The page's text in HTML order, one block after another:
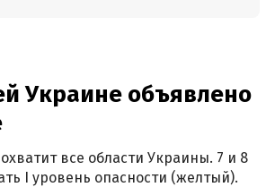
Украине объявлено
все области Украины. 7 и 8
I уровень опасности (желтый).